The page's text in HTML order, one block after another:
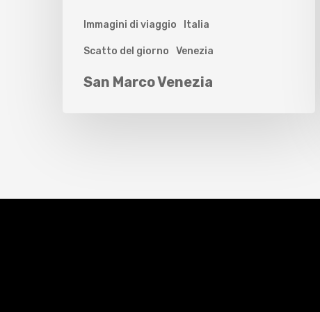
Immagini di viaggio Italia
Scatto del giorno Venezia
San Marco Venezia